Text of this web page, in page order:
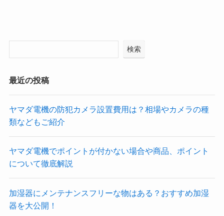
検索
最近の投稿
ヤマダ電機の防犯カメラ設置費用は？相場やカメラの種
類などもご紹介
ヤマダ電機でポイントが付かない場合や商品、ポイント
について徹底解説
加湿器にメンテナンスフリーな物はある？おすすめ加湿
器を大公開！